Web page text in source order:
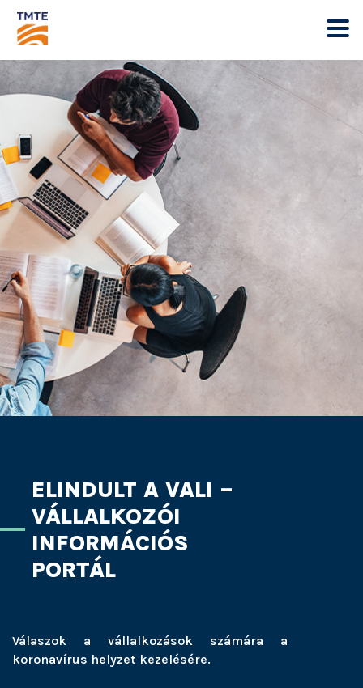
ELINDULT A VALI –
VÁLLALKOZÓI
INFORMÁCIÓS
PORTÁL
Válaszok a vállalkozások számára a
koronavírus helyzet kezelésére.